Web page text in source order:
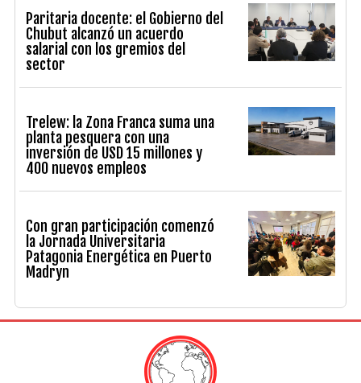
Paritaria docente: el Gobierno del
Chubut alcanzó un acuerdo
salarial con los gremios del
sector
Trelew: la Zona Franca suma una
planta pesquera con una
inversión de USD 15 millones y
400 nuevos empleos
Con gran participación comenzó
la Jornada Universitaria
Patagonia Energética en Puerto
Madryn